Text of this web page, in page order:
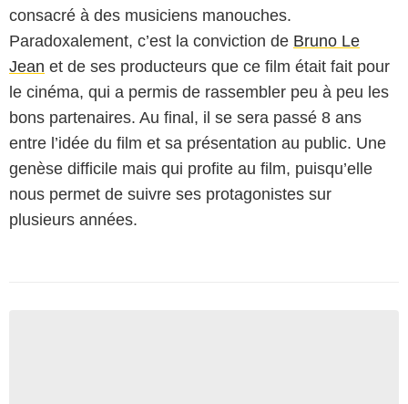
consacré à des musiciens manouches.
Paradoxalement, c’est la conviction de Bruno Le
Jean et de ses producteurs que ce film était fait pour
le cinéma, qui a permis de rassembler peu à peu les
bons partenaires. Au final, il se sera passé 8 ans
entre l’idée du film et sa présentation au public. Une
genèse difficile mais qui profite au film, puisqu’elle
nous permet de suivre ses protagonistes sur
plusieurs années.